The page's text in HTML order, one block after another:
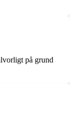
på grund